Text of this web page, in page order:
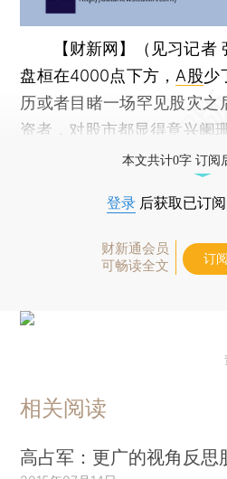
【财新网】（见习记者
盘桓在4000点下方， A股少
历或者目睹一场罕见股灾之
资者，对股市都显得意兴阑珊
本文共计0字 订阅
登录 后获取已订
财新通会员
可畅读全文
订
相关阅读
高占军：更广的视角反思